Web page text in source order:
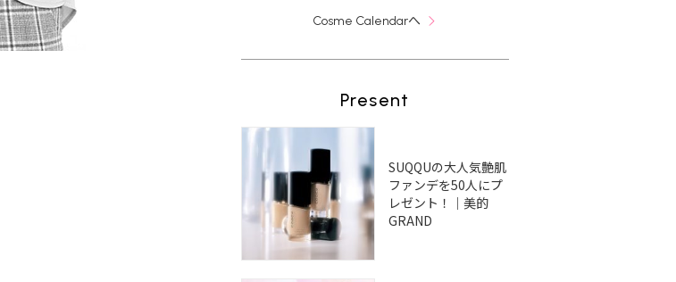
Cosme Calendarへ
Present
SUQQUの大人気艶肌
ファンデを50人にプ
レゼント！｜美的
GRAND